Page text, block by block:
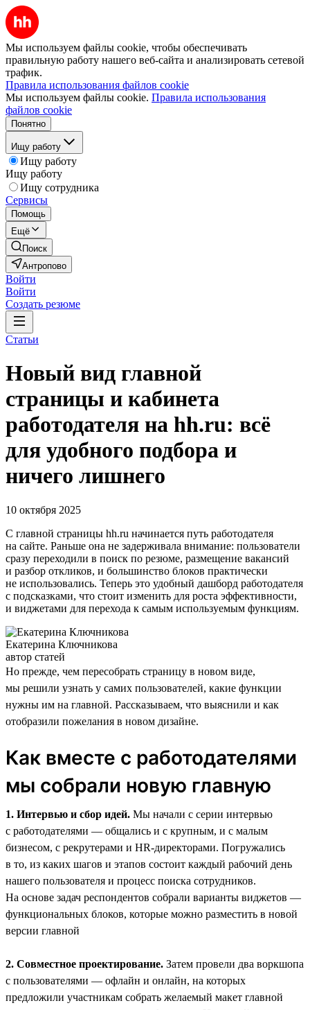
Мы используем файлы cookie, чтобы обеспечивать
правильную работу нашего веб-сайта и анализировать сетевой
трафик.
Правила использования файлов cookie
Мы используем файлы cookie. Правила использования
файлов cookie
Понятно
Ищу работу
Ищу работу
Ищу работу
Ищу сотрудника
Сервисы
Помощь
Ещё
Поиск
Антропово
Войти
Войти
Создать резюме
Статьи
Новый вид главной
страницы и кабинета
работодателя на hh.ru: всё
для удобного подбора и
ничего лишнего
10 октября 2025
C главной страницы hh.ru начинается путь работодателя
на сайте. Раньше она не задерживала внимание: пользователи
сразу переходили в поиск по резюме, размещение вакансий
и разбор откликов, и большинство блоков практически
не использовались. Теперь это удобный дашборд работодателя
с подсказками, что стоит изменить для роста эффективности,
и виджетами для перехода к самым используемым функциям.
Екатерина Ключникова
автор статей
Но прежде, чем пересобрать страницу в новом виде,
мы решили узнать у самих пользователей, какие функции
нужны им на главной. Рассказываем, что выяснили и как
отобразили пожелания в новом дизайне.
Как вместе с работодателями
мы собрали новую главную
1. Интервью и сбор идей. Мы начали с серии интервью
с работодателями — общались и с крупным, и с малым
бизнесом, с рекрутерами и HR-директорами. Погружались
в то, из каких шагов и этапов состоит каждый рабочий день
нашего пользователя и процесс поиска сотрудников.
На основе задач респондентов собрали варианты виджетов —
функциональных блоков, которые можно разместить в новой
версии главной
2. Совместное проектирование. Затем провели два воркшопа
с пользователями — офлайн и онлайн, на которых
предложили участникам собрать желаемый макет главной